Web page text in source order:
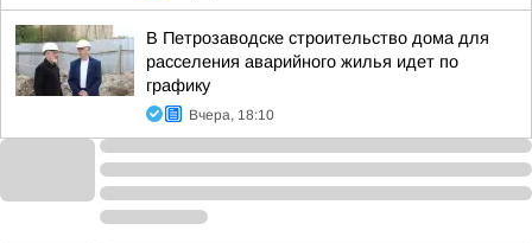
В Петрозаводске строительство дома для
расселения аварийного жилья идет по
графику
Вчера, 18:10